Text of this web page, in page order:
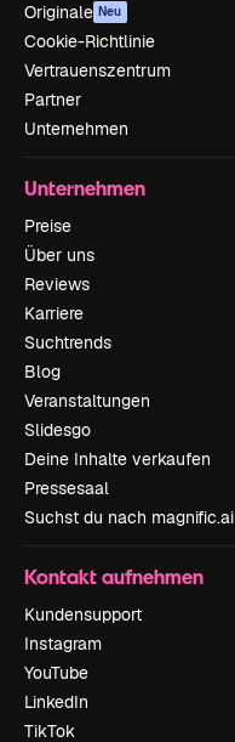
Originale Neu
Cookie-Richtlinie
Vertrauenszentrum
Partner
Unternehmen
Unternehmen
Preise
Über uns
Reviews
Karriere
Suchtrends
Blog
Veranstaltungen
Slidesgo
Deine Inhalte verkaufen
Pressesaal
Suchst du nach magnific.ai
Kontakt aufnehmen
Kundensupport
Instagram
YouTube
LinkedIn
TikTok